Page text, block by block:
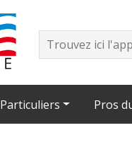
Particuliers Pros